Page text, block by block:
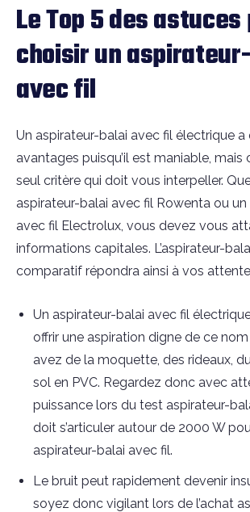
Le Top 5 des
choisir un
avec fil
Un aspirateur-balai avec fil électrique a
avantages puisqu’il est maniable, mais
seul critère qui doit vous interpeller.
aspirateur-balai avec fil Rowenta ou
avec fil Electrolux, vous devez vous
informations capitales. L’aspirateur-
comparatif répondra ainsi à vos
Un aspirateur-balai avec fil
offrir une aspiration digne de ce
avez de la moquette, des rideaux,
sol en PVC. Regardez donc avec
puissance lors du test aspirateur-
doit s’articuler autour de 2000 W
aspirateur-balai avec fil.
Le bruit peut rapidement devenir
soyez donc vigilant lors de l’achat